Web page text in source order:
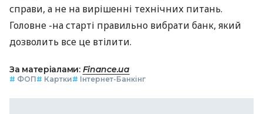
справи, а не на вирішенні технічних питань.
Головне -на старті правильно вибрати банк, який
дозволить все це втілити.
За матеріалами: Finance.ua
# ФОП# Картки# Інтернет-Банкінг